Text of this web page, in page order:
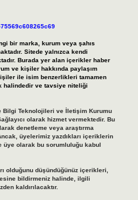
bir marka, kurum veya şahıs
Sitede yalnızca kendi
Burada yer alan içerikler haber
ve kişiler hakkında paylaşım
ile isim benzerlikleri tamamen
halindedir ve tavsiye niteliği
Bilgi Teknolojileri ve İletişim Kurumu
olarak hizmet vermektedir. Bu
denetleme veya araştırma
üyelerimiz yazdıkları içeriklerin
üye olarak bu sorumluluğu kabul
olduğunu düşündüğünüz içerikleri,
bildirmeniz halinde, ilgili
kaldırılacaktır.